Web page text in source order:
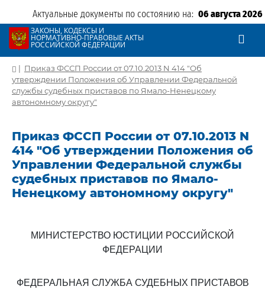
Актуальные документы по состоянию на: 06 августа 2026
ЗАКОНЫ, КОДЕКСЫ И
НОРМАТИВНО-ПРАВОВЫЕ АКТЫ
РОССИЙСКОЙ ФЕДЕРАЦИИ
| Приказ ФССП России от 07.10.2013 N 414 "Об
утверждении Положения об Управлении Федеральной
службы судебных приставов по Ямало-Ненецкому
автономному округу"
Приказ ФССП России от 07.10.2013 N
414 "Об утверждении Положения об
Управлении Федеральной службы
судебных приставов по Ямало-
Ненецкому автономному округу"
МИНИСТЕРСТВО ЮСТИЦИИ РОССИЙСКОЙ
ФЕДЕРАЦИИ
ФЕДЕРАЛЬНАЯ СЛУЖБА СУДЕБНЫХ ПРИСТАВОВ